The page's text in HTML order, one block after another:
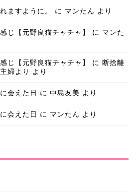
ますように。 に マンたん より
じ【元野良猫チャチャ】 に マンた
じ【元野良猫チャチャ】 に 断捨離
婦より
より
会えた日 に 中島友美 より
会えた日 に マンたん より